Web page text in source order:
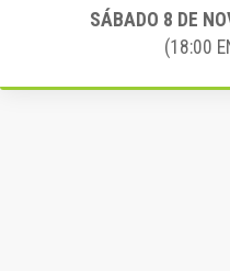
SÁBADO 8 DE
(18:00